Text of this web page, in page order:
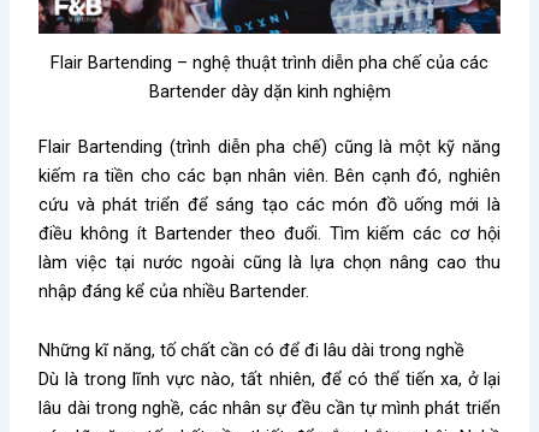
Flair Bartending – nghệ thuật trình diễn pha chế của các
Bartender dày dặn kinh nghiệm
Flair Bartending (trình diễn pha chế) cũng là một kỹ năng
kiếm ra tiền cho các bạn nhân viên. Bên cạnh đó, nghiên
cứu và phát triển để sáng tạo các món đồ uống mới là
điều không ít Bartender theo đuổi. Tìm kiếm các cơ hội
làm việc tại nước ngoài cũng là lựa chọn nâng cao thu
nhập đáng kể của nhiều Bartender.
Những kĩ năng, tố chất cần có để đi lâu dài trong nghề
Dù là trong lĩnh vực nào, tất nhiên, để có thể tiến xa, ở lại
lâu dài trong nghề, các nhân sự đều cần tự mình phát triển